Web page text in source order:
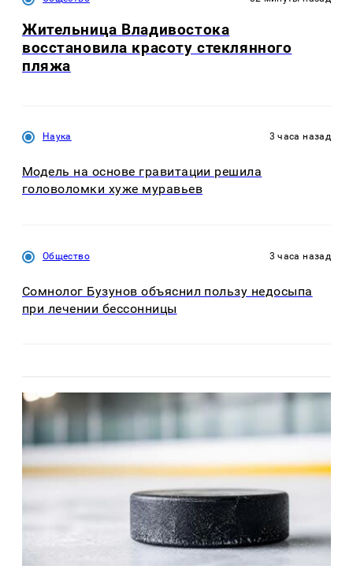
Жительница Владивостока
восстановила красоту стеклянного
пляжа
Наука 3 часа назад
Модель на основе гравитации решила
головоломки хуже муравьев
Общество 3 часа назад
Сомнолог Бузунов объяснил пользу недосыпа
при лечении бессонницы